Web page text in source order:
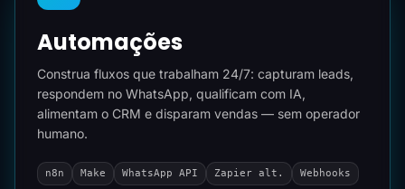
Automações
Construa fluxos que trabalham 24/7: capturam leads,
respondem no WhatsApp, qualificam com IA,
alimentam o CRM e disparam vendas — sem operador
humano.
n8n Make WhatsApp API Zapier alt. Webhooks